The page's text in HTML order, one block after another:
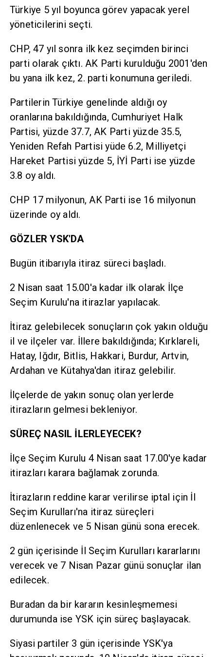
Türkiye 5 yıl boyunca görev yapacak yerel
yöneticilerini seçti.
CHP, 47 yıl sonra ilk kez seçimden birinci
parti olarak çıktı. AK Parti kurulduğu 2001'den
bu yana ilk kez, 2. parti konumuna geriledi.
Partilerin Türkiye genelinde aldığı oy
oranlarına bakıldığında, Cumhuriyet Halk
Partisi, yüzde 37.7, AK Parti yüzde 35.5,
Yeniden Refah Partisi yüde 6.2, Milliyetçi
Hareket Partisi yüzde 5, İYİ Parti ise yüzde
3.8 oy aldı.
CHP 17 milyonun, AK Parti ise 16 milyonun
üzerinde oy aldı.
GÖZLER YSK'DA
Bugün itibarıyla itiraz süreci başladı.
2 Nisan saat 15.00'a kadar ilk olarak İlçe
Seçim Kurulu'na itirazlar yapılacak.
İtiraz gelebilecek sonuçların çok yakın olduğu
il ve ilçeler var. İllere bakıldığında; Kırklareli,
Hatay, Iğdır, Bitlis, Hakkari, Burdur, Artvin,
Ardahan ve Kütahya'dan itiraz gelebilir.
İlçelerde de yakın sonuç olan yerlerde
itirazların gelmesi bekleniyor.
SÜREÇ NASIL İLERLEYECEK?
İlçe Seçim Kurulu 4 Nisan saat 17.00'ye kadar
itirazları karara bağlamak zorunda.
İtirazların reddine karar verilirse iptal için İl
Seçim Kurulları'na itiraz süreçleri
düzenlenecek ve 5 Nisan günü sona erecek.
2 gün içerisinde İl Seçim Kurulları kararlarını
verecek ve 7 Nisan Pazar günü sonuçlar ilan
edilecek.
Buradan da bir kararın kesinleşmemesi
durumunda ise YSK için süreç başlayacak.
Siyasi partiler 3 gün içerisinde YSK'ya